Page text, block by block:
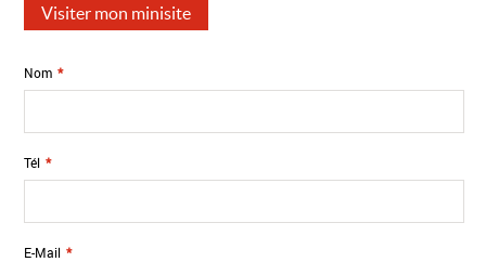
Visiter mon minisite
Nom *
Tél *
E-Mail *